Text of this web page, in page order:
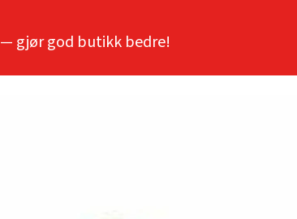
— gjør god butikk bedre!